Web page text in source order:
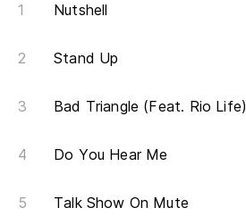
Nutshell
Stand Up
Bad Triangle (Feat. Rio Life)
Do You Hear Me
Talk Show On Mute